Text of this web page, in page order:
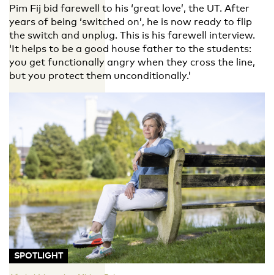
Pim Fij bid farewell to his ‘great love’, the UT. After
years of being ‘switched on’, he is now ready to flip
the switch and unplug. This is his farewell interview.
‘It helps to be a good house father to the students:
you get functionally angry when they cross the line,
but you protect them unconditionally.’
SPOTLIGHT